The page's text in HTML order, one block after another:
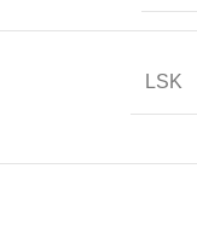
LSK